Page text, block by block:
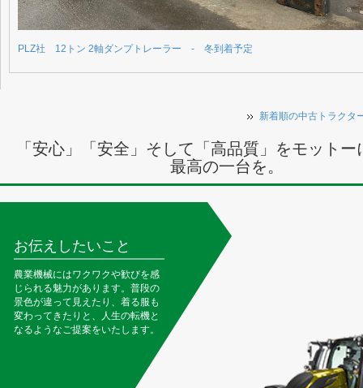
PLZ社 12トン 2軸ダンプトレーラー - 冬到着予定
新着順の中古トラクタ
「安心」「安全」そして「高品質」をモットー
最高の一台を。
お伝えしたいこと
農業機械にはワクワクや歓びを感
じられる魅力があります。普段の
景色が違って見えたり、着る服も
変わってきたりと、人生の転機と
なるようなご提案をいたします。